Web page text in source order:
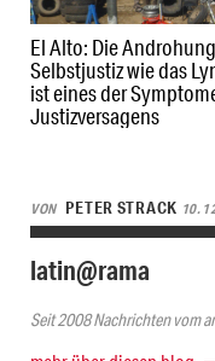
El Alto: Die
Selbstjustiz wie das
ist eines der
Justizversagens
VON PETER STRACK
latin@rama
Seit 2008 Nachrichten vom